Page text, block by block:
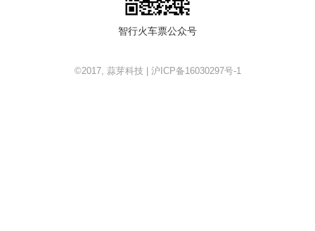
智行火车票公众号
©2017, 蒜芽科技 | 沪ICP备16030297号-1